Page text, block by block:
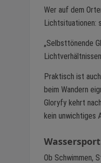
Wer auf dem
Lichtsituationen:
„Selbsttönende
Praktisch ist
beim Wandern
Gloryfy kehrt
kein unwichtiges
Ob Schwimmen,